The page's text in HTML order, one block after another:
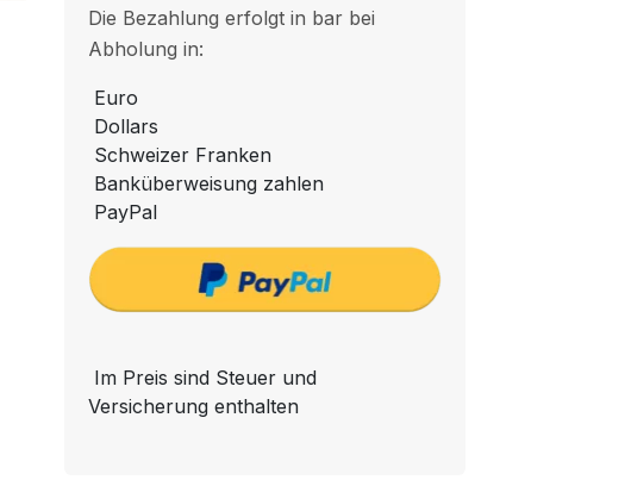
Die Bezahlung erfolgt in bar bei
Abholung in:
Euro
Dollars
Schweizer Franken
Banküberweisung zahlen
PayPal
Im Preis sind Steuer und
Versicherung enthalten